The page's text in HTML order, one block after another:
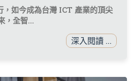
，如今成為台灣 ICT 產業的頂尖
，全智...
深入閱讀 ...